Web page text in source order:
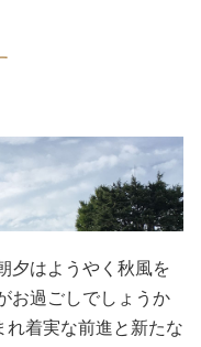
夕はようやく秋風を
お過ごしでしょうか
れ着実な前進と新たな